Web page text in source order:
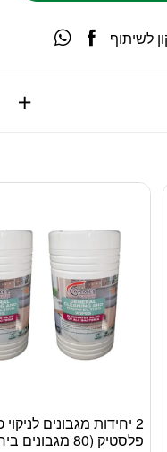
לשיתוף
2 יחידות מגבונים
פלסטיק (80 מגבונים ביחידה)